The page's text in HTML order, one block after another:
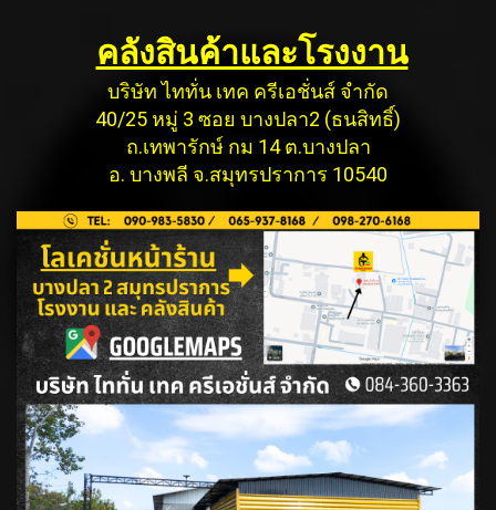
คลังสินค้าและโรงงาน
บริษัท ไททั่น เทค ครีเอชั่นส์ จำกัด
40/25 หมู่ 3 ซอย บางปลา2 (ธนสิทธิ์)
ถ.เทพารักษ์ กม 14 ต.บางปลา
อ. บางพลี จ.สมุทรปราการ 10540